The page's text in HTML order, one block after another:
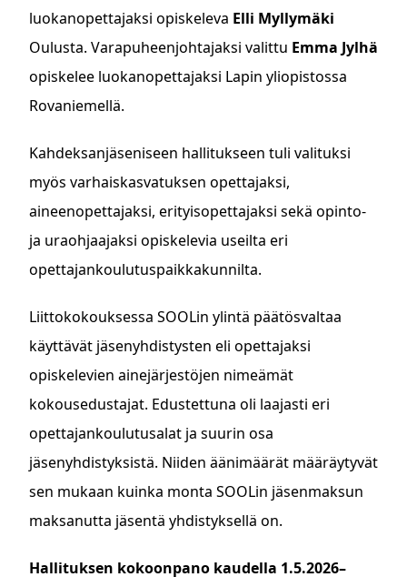
luokanopettajaksi opiskeleva Elli Myllymäki
Oulusta. Varapuheenjohtajaksi valittu Emma Jylhä
opiskelee luokanopettajaksi Lapin yliopistossa
Rovaniemellä.
Kahdeksanjäseniseen hallitukseen tuli valituksi
myös varhaiskasvatuksen opettajaksi,
aineenopettajaksi, erityisopettajaksi sekä opinto-
ja uraohjaajaksi opiskelevia useilta eri
opettajankoulutuspaikkakunnilta.
Liittokokouksessa SOOLin ylintä päätösvaltaa
käyttävät jäsenyhdistysten eli opettajaksi
opiskelevien ainejärjestöjen nimeämät
kokousedustajat. Edustettuna oli laajasti eri
opettajankoulutusalat ja suurin osa
jäsenyhdistyksistä. Niiden äänimäärät määräytyvät
sen mukaan kuinka monta SOOLin jäsenmaksun
maksanutta jäsentä yhdistyksellä on.
Hallituksen kokoonpano kaudella 1.5.2026–